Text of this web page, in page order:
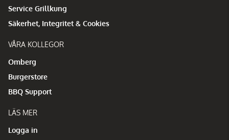
Service Grillkung
Säkerhet, Integritet & Cookies
VÅRA KOLLEGOR
Omberg
Burgerstore
BBQ Support
LÄS MER
Logga in